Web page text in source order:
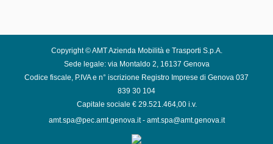
Copyright © AMT Azienda Mobilità e Trasporti S.p.A.
Sede legale: via Montaldo 2, 16137 Genova
Codice fiscale, P.IVA e n° iscrizione Registro Imprese di Genova 037
839 30 104
Capitale sociale € 29.521.464,00 i.v.
amt.spa@pec.amt.genova.it- amt.spa@amt.genova.it